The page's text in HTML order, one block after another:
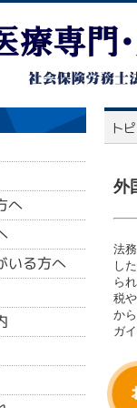
外
法
し
ら
税
か
ガ